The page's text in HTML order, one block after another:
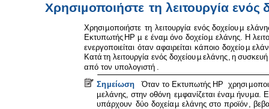
Χρησιµοποιήστε τη λειτουργία ενός
Χρησιµοποιήστε τη λειτουργία ενός δοχείουµ
Εκτυπωτής HP µ ε έναµ όνο δοχείοµ ελάνης. Η
ενεργοποιείται όταν αφαιρείται κάποιο δοχείοµ
Κατά τη λειτουργία ενός δοχείουµ ελάνης, η συσκευή
από τον υπολογιστή .
Σηµείωση Όταν το Εκτυπωτής HP χρησιµ
µελάνης, στην οθόνη εµφανίζεται έναµ ήνυµα.
υπάρχουν δύο δοχείαµ ελάνης στο προϊόν ,